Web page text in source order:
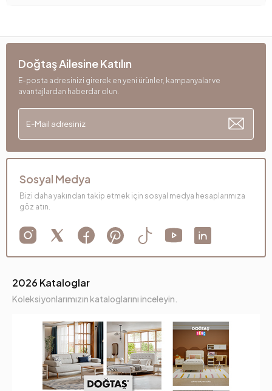
2026 Kataloglar
Koleksiyonlarımızın kataloglarını inceleyin.
Doğtaş Ailesine Katılın
E-posta adresinizi girerek en yeni ürünler, kampanyalar ve
avantajlardan haberdar olun.
Sosyal Medya
Bizi daha yakından takip etmek için sosyal medya hesaplarımıza
göz atın.